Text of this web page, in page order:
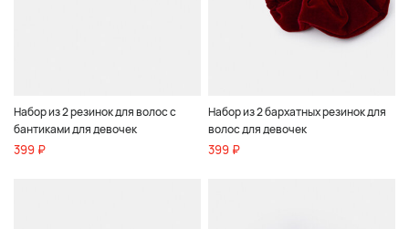
Набор из 2 резинок для волос с
бантиками для девочек
399 ₽
Набор из 2 бархатных резинок для
волос для девочек
399 ₽